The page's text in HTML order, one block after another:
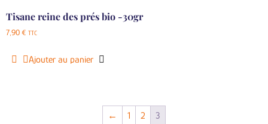
Tisane reine des prés bio -30gr
7,90 € TTC
Ajouter au panier
← 1 2 3